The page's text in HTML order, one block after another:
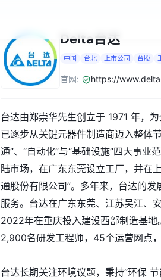
Delta台达
中国 台北 上市公司 台股
官网: https://
台达由郑崇华先生创立于 1971 年，
已逐步从关键元器件制造商迈入整体
通”、“自动化”与“基础设施”四大事
陆市场，在广东东莞设立工厂，并在
通股份有限公司”。多年来，台达的
服务。台达在广东东莞、江苏吴江、
2022年在重庆投入建设西部制造基
2,900名研发工程师，45个运营网点
台达长期关注环境议题，秉持“环保